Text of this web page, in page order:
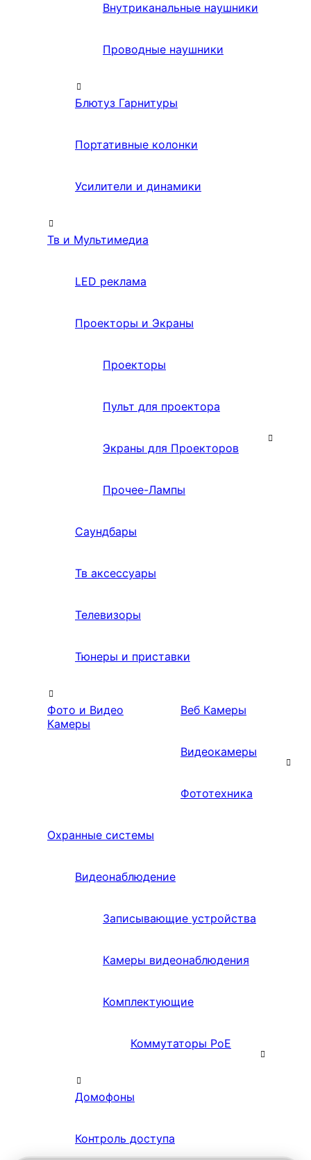
Внутриканальные наушники
Проводные наушники
Блютуз Гарнитуры
Портативные колонки
Усилители и динамики
Тв и Мультимедиа
LED реклама
Проекторы и Экраны
Проекторы
Пульт для проектора
Экраны для Проекторов
Прочее-Лампы
Саундбары
Тв аксессуары
Телевизоры
Тюнеры и приставки
Фото и Видео
Камеры
Веб Камеры
Видеокамеры
Фототехника
Охранные системы
Видеонаблюдение
Записывающие устройства
Камеры видеонаблюдения
Комплектующие
Коммутаторы PoE
Домофоны
Контроль доступа